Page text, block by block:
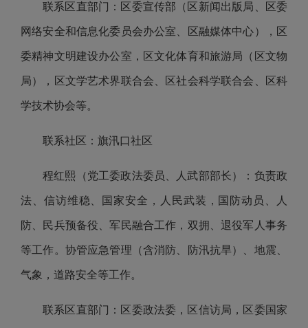
联系区直部门：区委宣传部（区新闻出版局、区委
网络安全和信息化委员会办公室、区融媒体中心），区
委精神文明建设办公室，区文化体育和旅游局（区文物
局），区文学艺术界联合会、区社会科学联合会、区科
学技术协会等。
联系社区：旗汛口社区
程红熙（党工委政法委员、人武部部长）：负责政
法、信访维稳、国家安全，人民武装，国防动员、人
防、民兵预备役、军民融合工作，双拥、退役军人事务
等工作。协管应急管理（含消防、防汛抗旱）、地震、
气象，道路安全等工作。
联系区直部门：区委政法委，区信访局，区委国家